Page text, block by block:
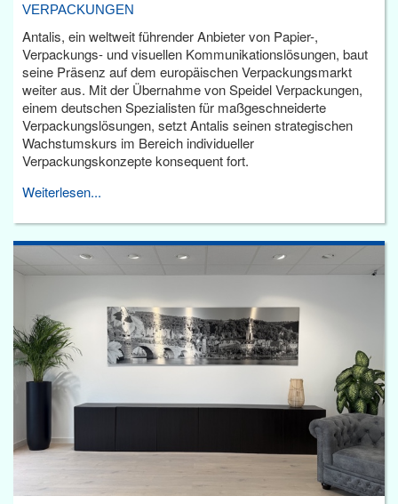
VERPACKUNGEN
Antalis, ein weltweit führender Anbieter von Papier-,
Verpackungs- und visuellen Kommunikationslösungen, baut
seine Präsenz auf dem europäischen Verpackungsmarkt
weiter aus. Mit der Übernahme von Speidel Verpackungen,
einem deutschen Spezialisten für maßgeschneiderte
Verpackungslösungen, setzt Antalis seinen strategischen
Wachstumskurs im Bereich individueller
Verpackungskonzepte konsequent fort.
Weiterlesen...